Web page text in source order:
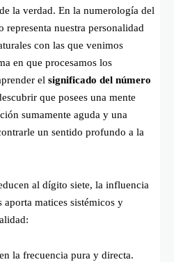
la verdad. En la numerología del
nuestra personalidad
con las que venimos
en que procesamos los
el significado del número
que posees una mente
sumamente aguda y una
un sentido profundo a la
al dígito siete, la influencia
aporta matices sistémicos y
la frecuencia pura y directa.